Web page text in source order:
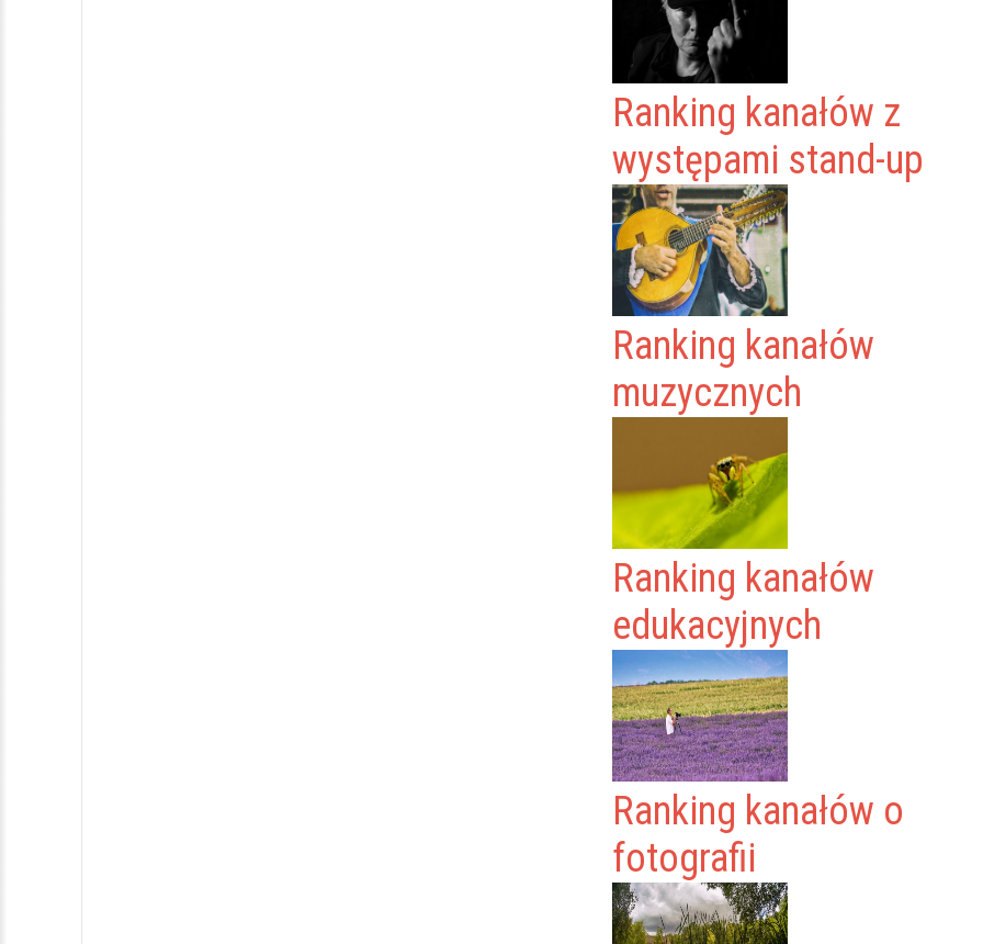
Ranking kanałów z
występami stand-up
Ranking kanałów
muzycznych
Ranking kanałów
edukacyjnych
Ranking kanałów o
fotografii